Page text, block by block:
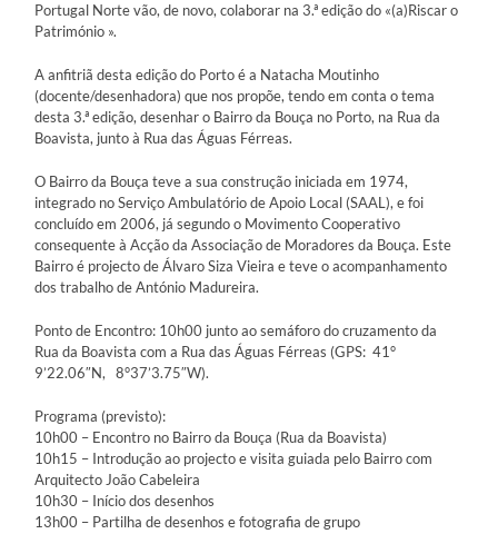
Portugal Norte vão, de novo, colaborar na 3.ª edição do «(a)Riscar o
Património ».
A anfitriã desta edição do Porto é a Natacha Moutinho
(docente/desenhadora) que nos propõe, tendo em conta o tema
desta 3.ª edição, desenhar o Bairro da Bouça no Porto, na Rua da
Boavista, junto à Rua das Águas Férreas.
O Bairro da Bouça teve a sua construção iniciada em 1974,
integrado no Serviço Ambulatório de Apoio Local (SAAL), e foi
concluído em 2006, já segundo o Movimento Cooperativo
consequente à Acção da Associação de Moradores da Bouça. Este
Bairro é projecto de Álvaro Siza Vieira e teve o acompanhamento
dos trabalho de António Madureira.
Ponto de Encontro: 10h00 junto ao semáforo do cruzamento da
Rua da Boavista com a Rua das Águas Férreas (GPS: 41°
9’22.06″N, 8°37’3.75″W).
Programa (previsto):
10h00 – Encontro no Bairro da Bouça (Rua da Boavista)
10h15 – Introdução ao projecto e visita guiada pelo Bairro com
Arquitecto João Cabeleira
10h30 – Início dos desenhos
13h00 – Partilha de desenhos e fotografia de grupo